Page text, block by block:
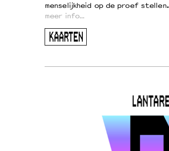
menselijkheid op de proef stellen.
meer info…
KAARTEN